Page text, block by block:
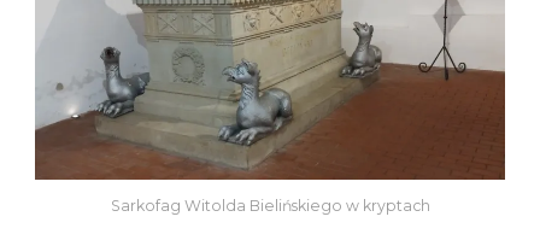
Sarkofag Witolda Bielińskiego w kryptach